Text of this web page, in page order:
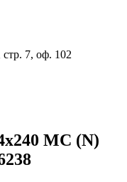
7, оф. 102
МС (N)